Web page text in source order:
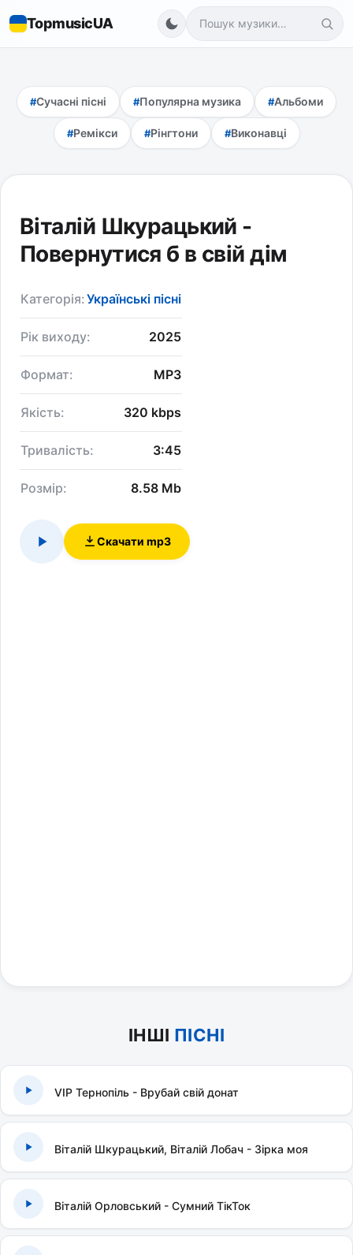
TopmusicUA
Сучасні пісні Популярна музика Альбоми
Ремікси Рінгтони Виконавці
Віталій Шкурацький -
Повернутися б в свій дім
Категорія:Українські пісні
Рік виходу: 2025
Формат: MP3
Якість: 320 kbps
Тривалість: 3:45
Розмір: 8.58 Mb
Скачати mp3
ІНШІ ПІСНІ
VIP Тернопіль - Врубай свій донат
Віталій Шкурацький, Віталій Лобач - Зірка моя
Віталій Орловський - Сумний ТікТок